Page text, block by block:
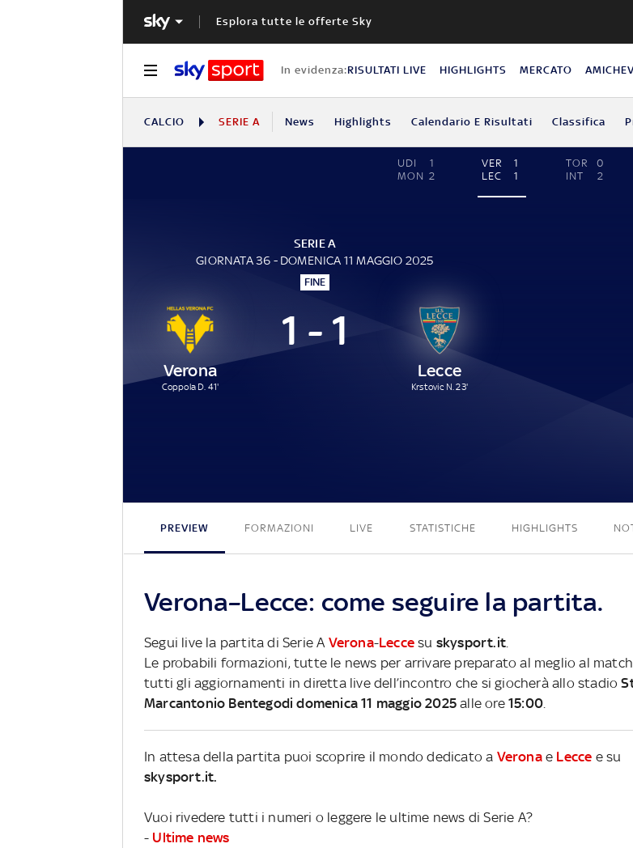
Esplora tutte le offerte Sky
In evidenza:RISULTATI LIVE HIGHLIGHTS MERCATO
CALCIO SERIE A News Highlights Calendario E Risultati Classifica
UDI
1
MON 2
VER
1
LEC
1
TOR
0
INT
2
SERIE A
GIORNATA 36 - DOMENICA 11 MAGGIO 2025
FINE
Verona
Coppola D. 41'
1 - 1
Lecce
Krstovic N. 23'
PREVIEW FORMAZIONI LIVE STATISTICHE HIGHLIGHTS
Verona–Lecce: come seguire la partita.
Segui live la partita di Serie A Verona-Lecce su skysport.it
Le probabili formazioni, tutte le news per arrivare preparato al meglio al
tutti gli aggiornamenti in diretta live dell’incontro che si giocherà allo stadio
Marcantonio Bentegodi domenica 11 maggio 2025 alle ore 15:00
In attesa della partita puoi scoprire il mondo dedicato a Veronae Lecce e su
skysport.it.
Vuoi rivedere tutti i numeri o leggere le ultime news di Serie A?
- Ultime news